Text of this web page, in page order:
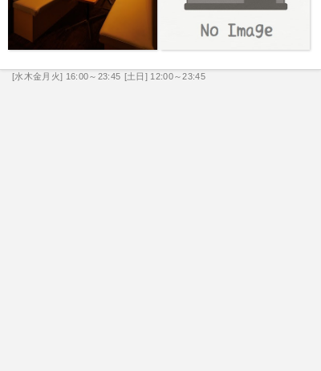
[水木金月火] 16:00～23:45 [土日] 12:00～23:45